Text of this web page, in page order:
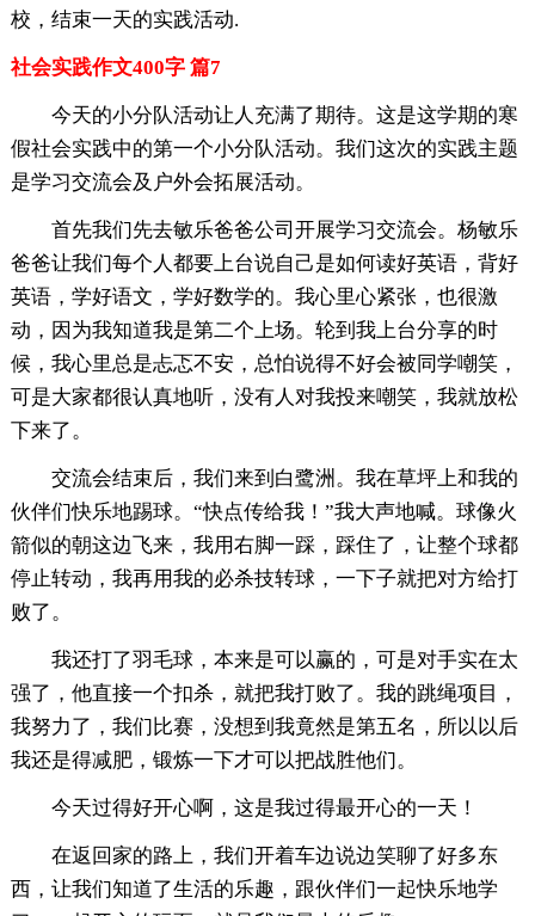
校，结束一天的实践活动.
社会实践作文400字 篇7
今天的小分队活动让人充满了期待。这是这学期的寒
假社会实践中的第一个小分队活动。我们这次的实践主题
是学习交流会及户外会拓展活动。
首先我们先去敏乐爸爸公司开展学习交流会。杨敏乐
爸爸让我们每个人都要上台说自己是如何读好英语，背好
英语，学好语文，学好数学的。我心里心紧张，也很激
动，因为我知道我是第二个上场。轮到我上台分享的时
候，我心里总是忐忑不安，总怕说得不好会被同学嘲笑，
可是大家都很认真地听，没有人对我投来嘲笑，我就放松
下来了。
交流会结束后，我们来到白鹭洲。我在草坪上和我的
伙伴们快乐地踢球。“快点传给我！”我大声地喊。球像火
箭似的朝这边飞来，我用右脚一踩，踩住了，让整个球都
停止转动，我再用我的必杀技转球，一下子就把对方给打
败了。
我还打了羽毛球，本来是可以赢的，可是对手实在太
强了，他直接一个扣杀，就把我打败了。我的跳绳项目，
我努力了，我们比赛，没想到我竟然是第五名，所以以后
我还是得减肥，锻炼一下才可以把战胜他们。
今天过得好开心啊，这是我过得最开心的一天！
在返回家的路上，我们开着车边说边笑聊了好多东
西，让我们知道了生活的乐趣，跟伙伴们一起快乐地学